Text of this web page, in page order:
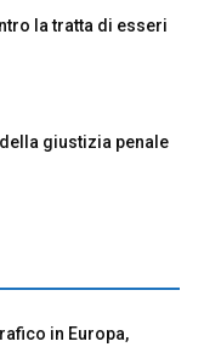
la tratta di esseri
giustizia penale
in Europa,